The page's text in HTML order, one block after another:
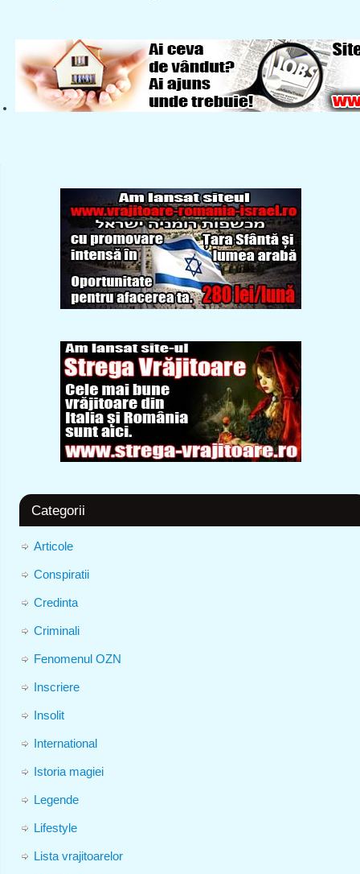
Categorii
Articole
Conspiratii
Credinta
Criminali
Fenomenul OZN
Inscriere
Insolit
International
Istoria magiei
Legende
Lifestyle
Lista vrajitoarelor